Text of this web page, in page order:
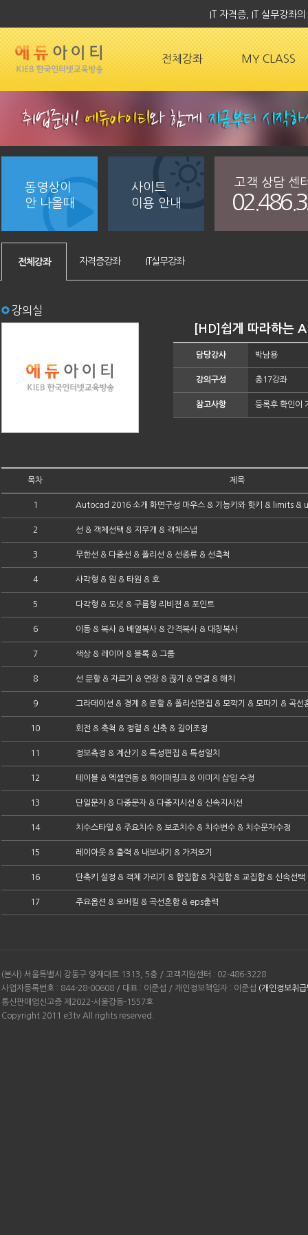
IT 자격증, IT 실무강좌
전체강좌 MY CLASS
동영상이
안 나올때
사이트
이용 안내
고객 상담 센
전체강좌 자격증강좌 IT실무강좌
강의실
[HD]쉽게 따라하는
담당강사 박남용
강의구성 총17강좌
참고사항 등록후 확인이
목차 제목
1 Autocad 2016 소개 화면구성 마우스 & 기능키와 핫키 & limits &
2 선 & 객체선택 & 지우개 & 객체스냅
3 무한선 & 다중선 & 폴리선 & 선종류 & 선축척
4 사각형 & 원 & 타원 & 호
5 다각형 & 도넛 & 구름형 리비젼 & 포인트
6 이동 & 복사 & 배열복사 & 간격복사 & 대칭복사
7 색상 & 레이어 & 블록 & 그룹
8 선 분할 & 자르기 & 연장 & 끊기 & 연결 & 해치
9 그라데이션 & 경계 & 분할 & 폴리선편집 & 모깍기 & 모따기 & 곡선
10 회전 & 축척 & 정렬 & 신축 & 길이조정
11 정보측정 & 계산기 & 특성편집 & 특성일치
12 테이블 & 엑셀연동 & 하이퍼링크 & 이미지 삽입 수정
13 단일문자 & 다중문자 & 다중지시선 & 신속지시선
14 치수스타일 & 주요치수 & 보조치수 & 치수변수 & 치수문자수정
15 레이아웃 & 출력 & 내보내기 & 가져오기
16 단축키 설정 & 객체 가리기 & 합집합 & 차집합 & 교집합 & 신속선택
17 주요옵션 & 오버킬 & 곡선혼합 & eps출력
(본사) 서울특별시 강동구 양재대로 1313, 5층 / 고객지원센터 : 02-486-3228
사업자등록번호 : 844-28-00608 / 대표 : 이준섭 / 개인정보책임자 : 이준섭 (개인정보취
통신판매업신고증 제2022-서울강동-1557호
Copyright 2011 e3tv All rights reserved.